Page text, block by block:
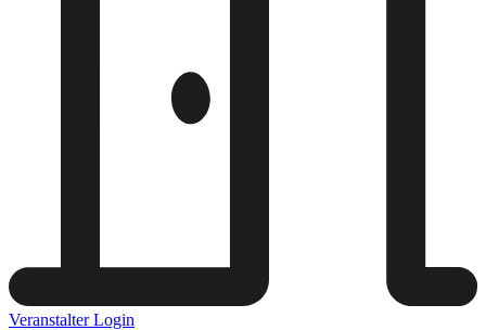
Veranstalter Login